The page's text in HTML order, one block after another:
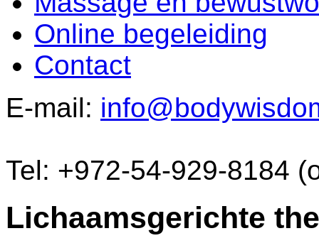
Online begeleiding
Contact
E-mail:
Tel: +972-54-929-8184
Lichaamsgerichte